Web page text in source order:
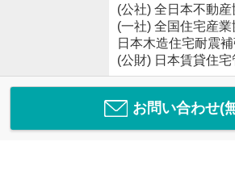
(公社) 全日本不動産
(一社) 全国住宅産業
日本木造住宅耐震
(公財) 日本賃貸住宅
お問い合わせ(